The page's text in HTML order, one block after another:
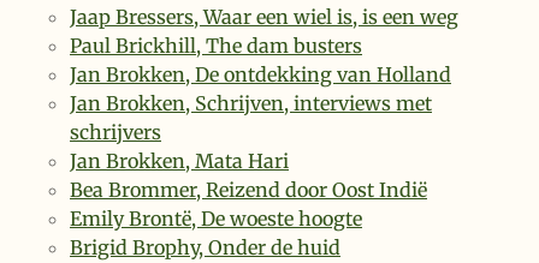
Jaap Bressers, Waar een wiel is, is een weg
Paul Brickhill, The dam busters
Jan Brokken, De ontdekking van Holland
Jan Brokken, Schrijven, interviews met
schrijvers
Jan Brokken, Mata Hari
Bea Brommer, Reizend door Oost Indië
Emily Brontë, De woeste hoogte
Brigid Brophy, Onder de huid